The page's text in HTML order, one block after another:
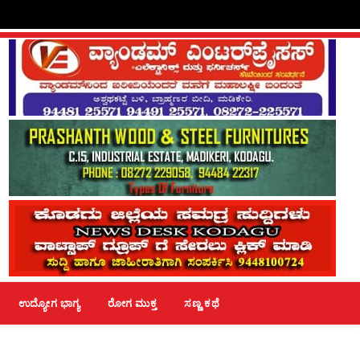
ಉದ್ಯೋಗ ಭಾಗ್ಯ ರೋಗ ಮುಕ್ತ ಸಣ್ಣ ಕಥೆ